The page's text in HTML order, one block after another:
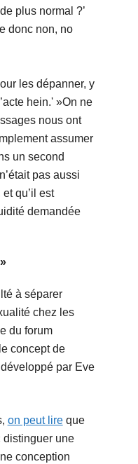
plus normal ?’
donc non, no
les dépanner, y
hein.' »On ne
nous ont
assumer
un second
pas aussi
qu’il est
demandée
à séparer
chez les
du forum
concept de
par Eve
on peut lireque
distinguer une
conception